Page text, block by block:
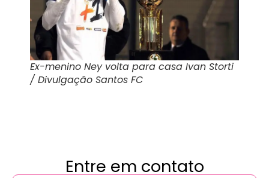
Ex-menino Ney volta para casa Ivan Storti
/ Divulgação Santos FC
Entre em contato